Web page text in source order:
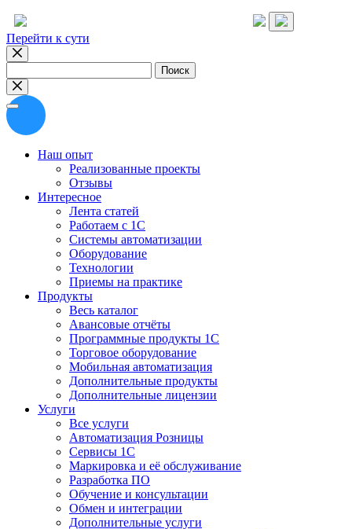
Перейти к сути
Наш опыт
Реализованные проекты
Отзывы
Интересное
Лента статей
Работаем с 1С
Системы автоматизации
Оборудование
Технологии
Приемы на практике
Продукты
Весь каталог
Авансовые отчёты
Программные продукты 1С
Торговое оборудование
Мобильная автоматизация
Дополнительные продукты
Дополнительные лицензии
Услуги
Все услуги
Автоматизация Розницы
Сервисы 1С
Маркировка и её обслуживание
Разработка ПО
Обучение и консультации
Обмен и интеграции
Дополнительные услуги